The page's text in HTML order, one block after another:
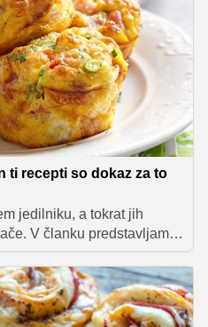
ti recepti so dokaz za to
jedilniku, a tokrat jih
V članku predstavljamo
kjer so jajca glavna
običajnih različicah, ki
dneva.